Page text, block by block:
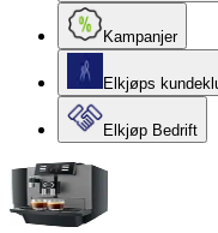
Kampanjer
Elkjøps
Elkjøp Bedrift